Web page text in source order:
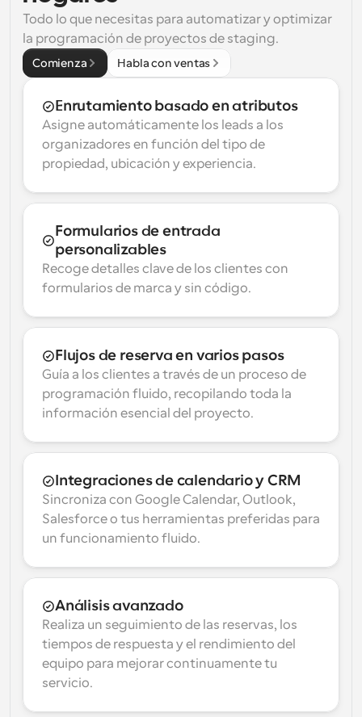
Todo lo que necesitas para automatizar y optimizar
la programación de proyectos de staging.
Comienza Habla con ventas
Enrutamiento basado en atributos
Asigne automáticamente los leads a los
organizadores en función del tipo de
propiedad, ubicación y experiencia.
Formularios de entrada
personalizables
Recoge detalles clave de los clientes con
formularios de marca y sin código.
Flujos de reserva en varios pasos
Guía a los clientes a través de un proceso de
programación fluido, recopilando toda la
información esencial del proyecto.
Integraciones de calendario y CRM
Sincroniza con Google Calendar, Outlook,
Salesforce o tus herramientas preferidas para
un funcionamiento fluido.
Análisis avanzado
Realiza un seguimiento de las reservas, los
tiempos de respuesta y el rendimiento del
equipo para mejorar continuamente tu
servicio.